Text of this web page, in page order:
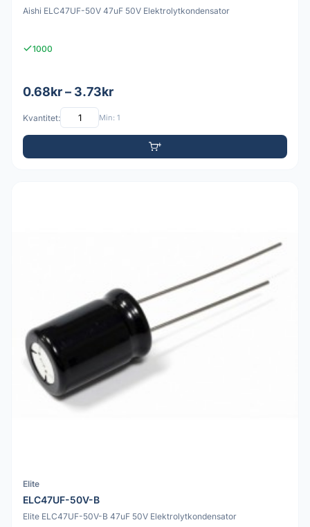
Aishi ELC47UF-50V 47uF 50V Elektrolytkondensator
1000
0.68kr – 3.73kr
Kvantitet: Min: 1
Elite
ELC47UF-50V-B
Elite ELC47UF-50V-B 47uF 50V Elektrolytkondensator